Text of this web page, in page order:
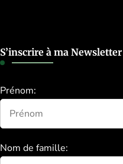
S’inscrire à ma Newsletter
Prénom:
Nom de famille: